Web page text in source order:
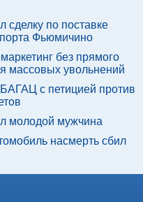
сделку по поставке
Фьюмичино
без прямого
массовых увольнений
с петицией против
молодой мужчина
насмерть сбил